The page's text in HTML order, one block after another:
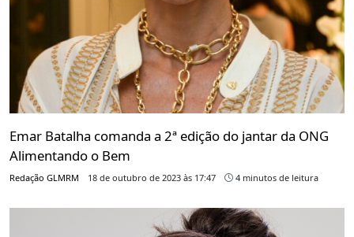
Emar Batalha comanda a 2ª edição do jantar da ONG
Alimentando o Bem
Redação GLMRM 18 de outubro de 2023 às 17:47 4 minutos de leitura